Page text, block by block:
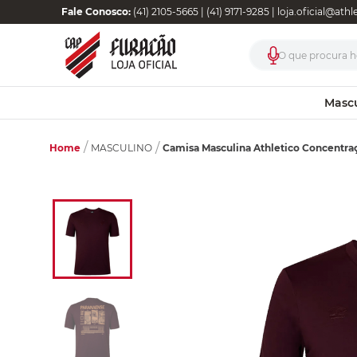
Fale Conosco:(41) 2105-5665 | (41) 9171-9285 |
O que procura
Home MASCULINO Camisa Masculina Athletico